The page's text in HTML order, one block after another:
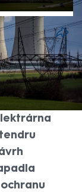
finální
bloků v